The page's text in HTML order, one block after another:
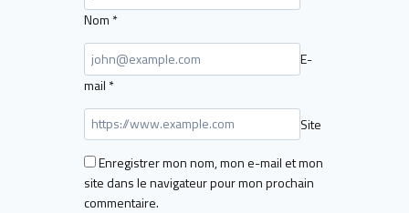
Nom *
E-
mail *
Site
Enregistrer mon nom, mon e-mail et mon
site dans le navigateur pour mon prochain
commentaire.